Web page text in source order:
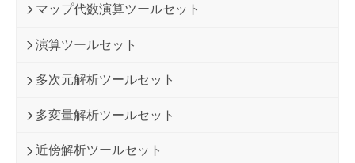
マップ代数演算ツールセット
演算ツールセット
多次元解析ツールセット
多変量解析ツールセット
近傍解析ツールセット